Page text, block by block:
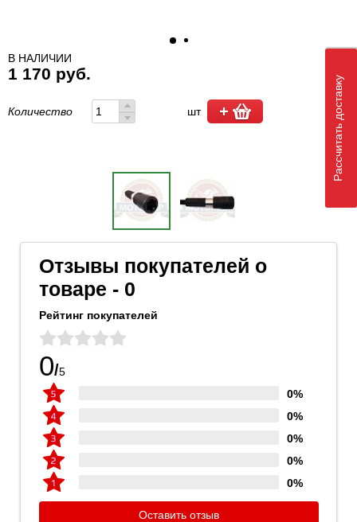
В НАЛИЧИИ
1 170 руб.
Количество шт
Отзывы покупателей о
товаре - 0
Рейтинг покупателей
0/5
0%
0%
0%
0%
0%
Оставить отзыв
Рассчитать доставку